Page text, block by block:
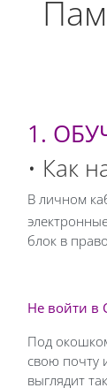
1.
• Как
В личном
блок в
Не войти в
Под
свою почту
выглядит